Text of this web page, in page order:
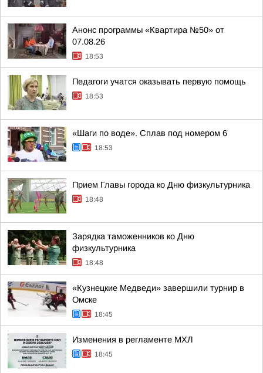
Анонс программы «Квартира №50» от
07.08.26
18:53
Педагоги учатся оказывать первую помощь
18:53
«Шаги по воде». Сплав под номером 6
18:53
Прием Главы города ко Дню физкультурника
18:48
Зарядка таможенников ко Дню
физкультурника
18:48
«Кузнецкие Медведи» завершили турнир в
Омске
18:45
Изменения в регламенте МХЛ
18:45